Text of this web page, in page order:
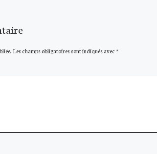
Les champs obligatoires sont indiqués avec*